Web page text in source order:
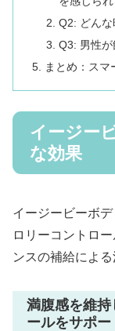
Q2: どんな
Q3: 男性が
まとめ：ス
イージー
な効果
イージービーボ
ロリーコントロ
ンスの補給によ
満腹感を維
ールをサポー